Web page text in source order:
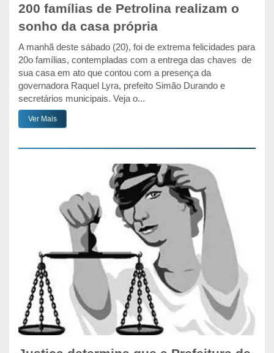
200 famílias de Petrolina realizam o
sonho da casa própria
A manhã deste sábado (20), foi de extrema felicidades para
20o famílias, contempladas com a entrega das chaves de
sua casa em ato que contou com a presença da
governadora Raquel Lyra, prefeito Simão Durando e
secretários municipais. Veja o...
Ver Mais